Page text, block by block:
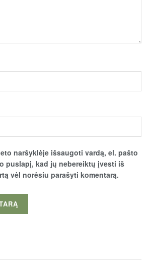
naršyklėje išsaugoti vardą, el. pašto
puslapį, kad jų nebereiktų įvesti iš
vėl norėsiu parašyti komentarą.